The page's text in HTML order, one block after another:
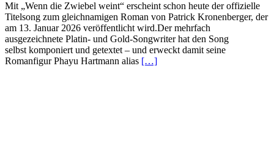
Mit „Wenn die Zwiebel weint“ erscheint schon heute der offizielle
Titelsong zum gleichnamigen Roman von Patrick Kronenberger, der
am 13. Januar 2026 veröffentlicht wird.Der mehrfach
ausgezeichnete Platin- und Gold-Songwriter hat den Song
selbst komponiert und getextet – und erweckt damit seine
Romanfigur Phayu Hartmann alias […]